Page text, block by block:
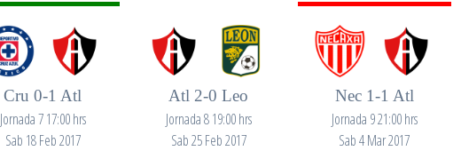
Cru 0-1 Atl
Jornada 7 17:00 hrs
Sab 18 Feb 2017
Atl 2-0 Leo
Jornada 8 19:00 hrs
Sab 25 Feb 2017
Nec 1-1 Atl
Jornada 9 21:00 hrs
Sab 4 Mar 2017